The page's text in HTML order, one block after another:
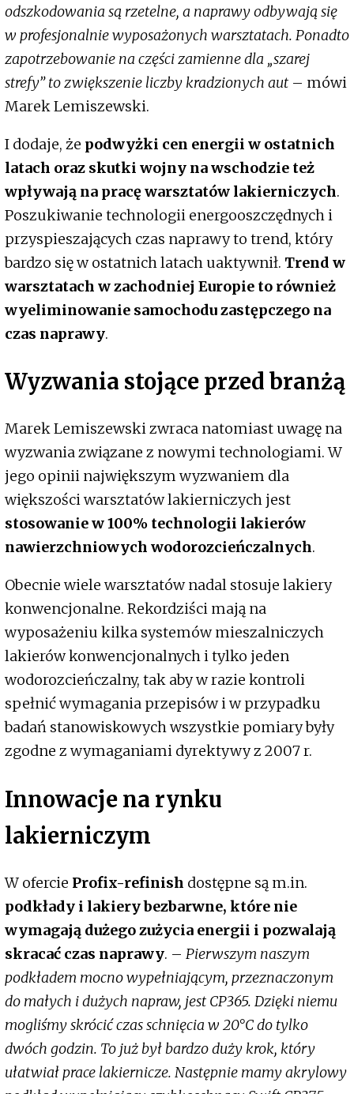
odszkodowania są rzetelne, a naprawy odbywają się
w profesjonalnie wyposażonych warsztatach. Ponadto
zapotrzebowanie na części zamienne dla „szarej
strefy” to zwiększenie liczby kradzionych aut – mówi
Marek Lemiszewski.
I dodaje, że podwyżki cen energii w ostatnich
latach oraz skutki wojny na wschodzie też
wpływają na pracę warsztatów lakierniczych.
Poszukiwanie technologii energooszczędnych i
przyspieszających czas naprawy to trend, który
bardzo się w ostatnich latach uaktywnił. Trend w
warsztatach w zachodniej Europie to również
wyeliminowanie samochodu zastępczego na
czas naprawy.
Wyzwania stojące przed branżą
Marek Lemiszewski zwraca natomiast uwagę na
wyzwania związane z nowymi technologiami. W
jego opinii największym wyzwaniem dla
większości warsztatów lakierniczych jest
stosowanie w 100% technologii lakierów
nawierzchniowych wodorozcieńczalnych.
Obecnie wiele warsztatów nadal stosuje lakiery
konwencjonalne. Rekordziści mają na
wyposażeniu kilka systemów mieszalniczych
lakierów konwencjonalnych i tylko jeden
wodorozcieńczalny, tak aby w razie kontroli
spełnić wymagania przepisów i w przypadku
badań stanowiskowych wszystkie pomiary były
zgodne z wymaganiami dyrektywy z 2007 r.
Innowacje na rynku
lakierniczym
W ofercie Profix-refinish dostępne są m.in.
podkłady i lakiery bezbarwne, które nie
wymagają dużego zużycia energii i pozwalają
skracać czas naprawy. – Pierwszym naszym
podkładem mocno wypełniającym, przeznaczonym
do małych i dużych napraw, jest CP365. Dzięki niemu
mogliśmy skrócić czas schnięcia w 20°C do tylko
dwóch godzin. To już był bardzo duży krok, który
ułatwiał prace lakiernicze. Następnie mamy akrylowy